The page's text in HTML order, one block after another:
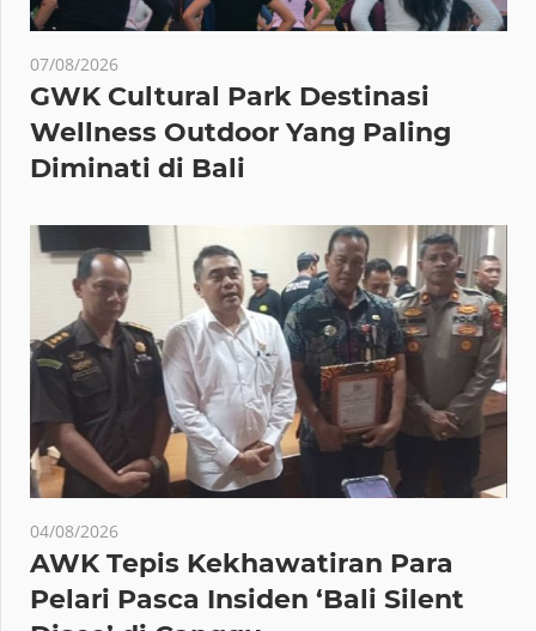
07/08/2026
GWK Cultural Park Destinasi
Wellness Outdoor Yang Paling
Diminati di Bali
04/08/2026
AWK Tepis Kekhawatiran Para
Pelari Pasca Insiden ‘Bali Silent